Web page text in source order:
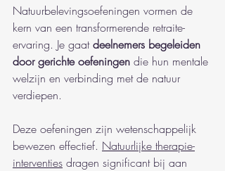
Natuurbelevingsoefeningen vormen de
kern van een transformerende retraite-
ervaring. Je gaat deelnemers begeleiden
door gerichte oefeningen die hun mentale
welzijn en verbinding met de natuur
verdiepen.
Deze oefeningen zijn wetenschappelijk
bewezen effectief. Natuurlijke therapie-
interventies dragen significant bij aan